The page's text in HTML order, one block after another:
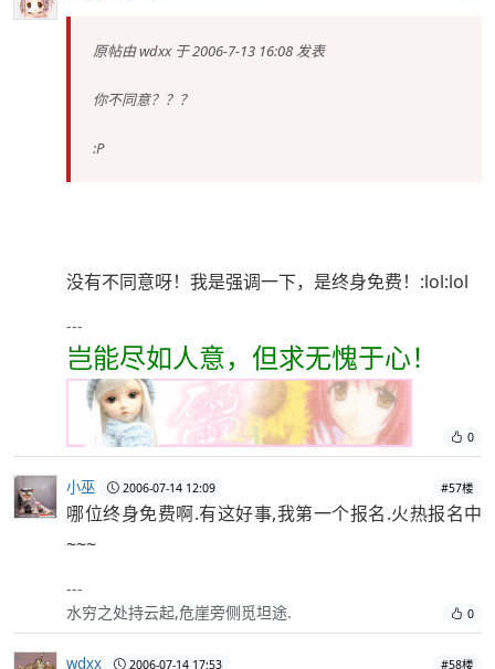
原帖由wdxx于 2006-7-13 16:08 发表
你不同意？？？
:P
没有不同意呀！我是强调一下，是终身免费！:lol:lol
---
岂能尽如人意，但求无愧于心！
0
小巫 2006-07-14 12:09 #57楼
哪位终身免费啊.有这好事,我第一个报名.火热报名中
~~~
---
水穷之处持云起,危崖旁侧觅坦途.
0
wdxx 2006-07-14 17:53 #58楼